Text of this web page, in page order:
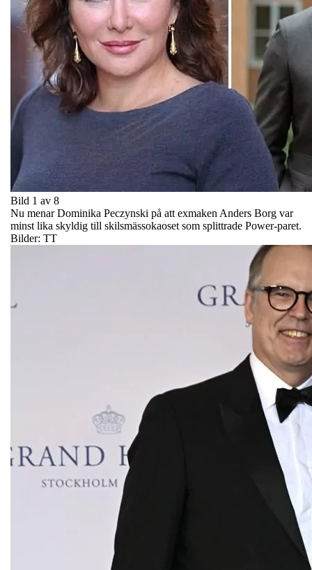
Bild 1 av 8
Nu menar Dominika Peczynski på att exmaken Anders Borg var
minst lika skyldig till skilsmässokaoset som splittrade Power-paret.
Bilder: TT